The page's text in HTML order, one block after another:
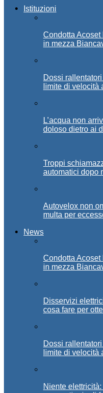
Istituzioni
Condotta
in mezza
Dossi
limite di velocità
L’acqua non
doloso dietro ai
Troppi
automatici dopo
Autovelox non
multa per
News
Condotta
in mezza
Disservizi
cosa fare per
Dossi
limite di velocità
Niente